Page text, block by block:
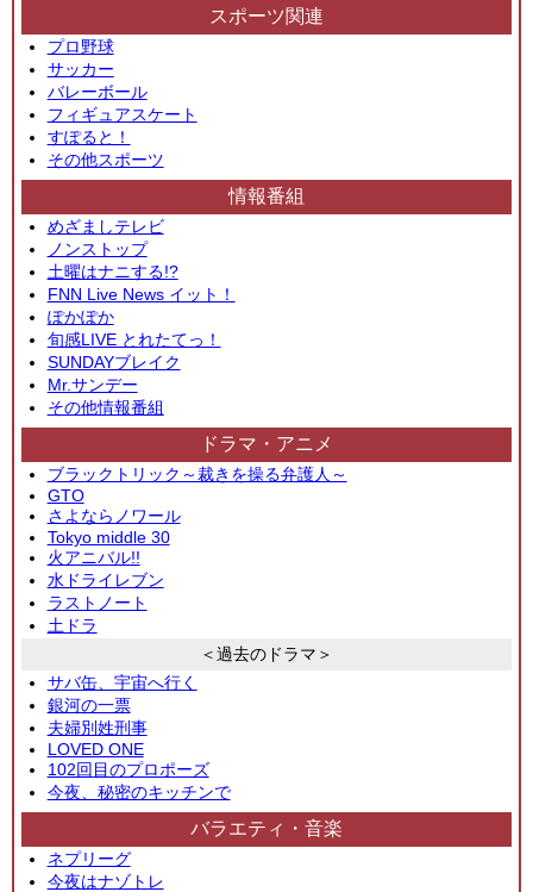
スポーツ関連
プロ野球
サッカー
バレーボール
フィギュアスケート
すぽると！
その他スポーツ
情報番組
めざましテレビ
ノンストップ
土曜はナニする!?
FNN Live News イット！
ぽかぽか
旬感LIVE とれたてっ！
SUNDAYブレイク
Mr.サンデー
その他情報番組
ドラマ・アニメ
ブラックトリック～裁きを操る弁護人～
GTO
さよならノワール
Tokyo middle 30
火アニバル!!
水ドライレブン
ラストノート
土ドラ
＜過去のドラマ＞
サバ缶、宇宙へ行く
銀河の一票
夫婦別姓刑事
LOVED ONE
102回目のプロポーズ
今夜、秘密のキッチンで
バラエティ・音楽
ネプリーグ
今夜はナゾトレ